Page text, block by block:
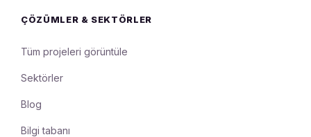
ÇÖZÜMLER & SEKTÖRLER
Tüm projeleri görüntüle
Sektörler
Blog
Bilgi tabanı